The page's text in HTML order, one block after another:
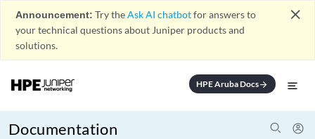
Announcement: Try theAsk AI chatbotfor answers to
your technical questions about Juniper products and
solutions.
close
HPE Aruba Docsarrow_forward
Documentation